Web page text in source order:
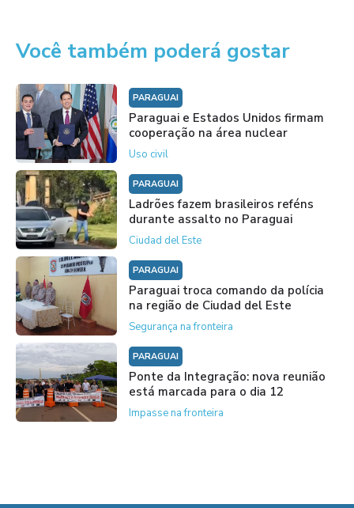
Você também poderá gostar
PARAGUAI
Paraguai e Estados Unidos firmam
cooperação na área nuclear
Uso civil
PARAGUAI
Ladrões fazem brasileiros reféns
durante assalto no Paraguai
Ciudad del Este
PARAGUAI
Paraguai troca comando da polícia
na região de Ciudad del Este
Segurança na fronteira
PARAGUAI
Ponte da Integração: nova reunião
está marcada para o dia 12
Impasse na fronteira